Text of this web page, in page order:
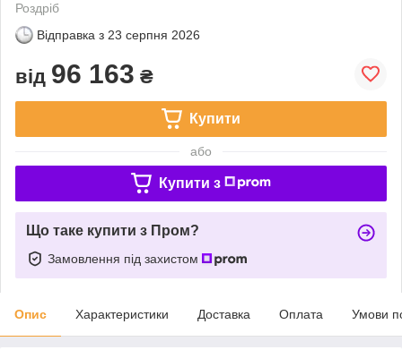
Роздріб
Відправка з 23 серпня 2026
від 96 163 ₴
Купити
або
Купити з
Що таке купити з Пром?
Замовлення під захистом
Опис Характеристики Доставка Оплата Умови